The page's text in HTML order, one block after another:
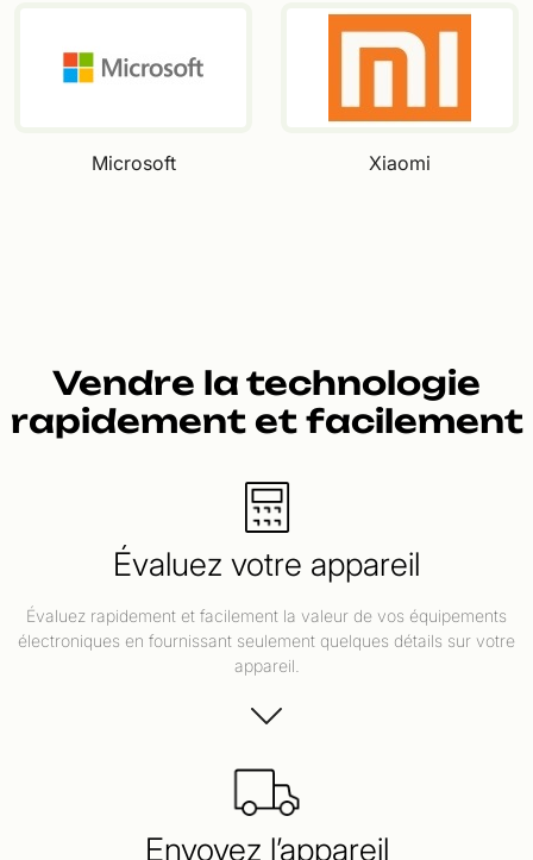
Microsoft Xiaomi
Vendre la technologie
rapidement et facilement
Évaluez votre appareil
Évaluez rapidement et facilement la valeur de vos équipements
électroniques en fournissant seulement quelques détails sur votre
appareil.
Envoyez l’appareil